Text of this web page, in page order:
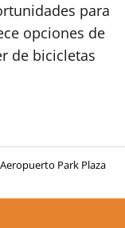
para
opciones de
de bicicletas
Park Plaza